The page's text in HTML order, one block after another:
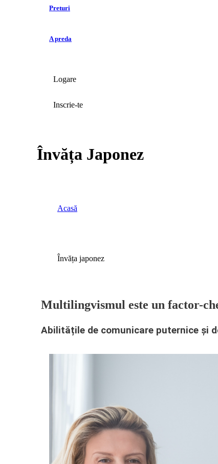
Preturi
A preda
Logare
Inscrie-te
Învăța Japonez
Acasă
Învăța japonez
Multilingvismul este un factor-
Abilitățile de comunicare puternice și